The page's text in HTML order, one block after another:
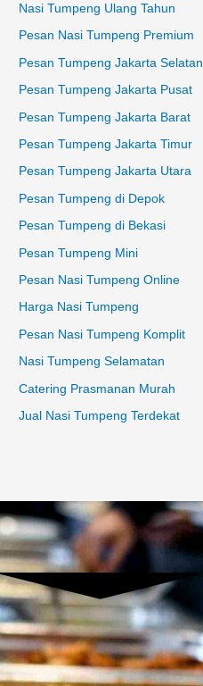
Nasi Tumpeng Ulang Tahun
Pesan Nasi Tumpeng Premium
Pesan Tumpeng Jakarta Selatan
Pesan Tumpeng Jakarta Pusat
Pesan Tumpeng Jakarta Barat
Pesan Tumpeng Jakarta Timur
Pesan Tumpeng Jakarta Utara
Pesan Tumpeng di Depok
Pesan Tumpeng di Bekasi
Pesan Tumpeng Mini
Pesan Nasi Tumpeng Online
Harga Nasi Tumpeng
Pesan Nasi Tumpeng Komplit
Nasi Tumpeng Selamatan
Catering Prasmanan Murah
Jual Nasi Tumpeng Terdekat